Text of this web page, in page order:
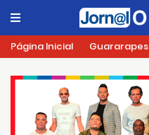
Página Inicial Guararapes